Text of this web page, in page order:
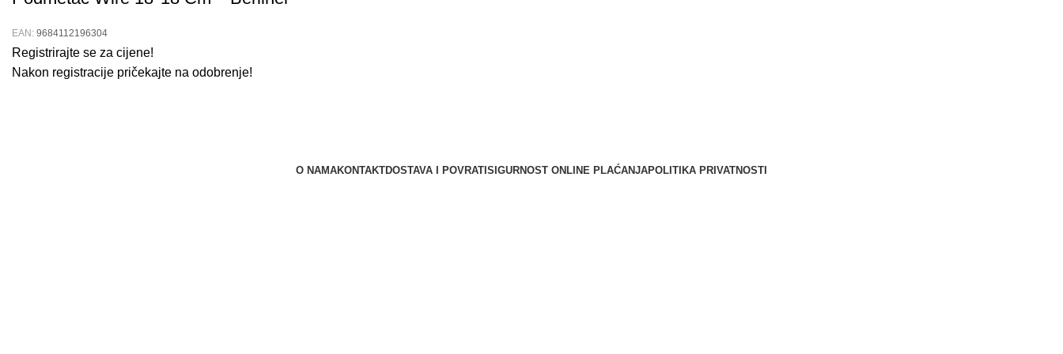
EAN: 9684112196304
Registrirajte se za cijene!
Nakon registracije pričekajte na odobrenje!
O NAMAKONTAKTDOSTAVA I POVRATISIGURNOST ONLINE PLAĆANJAPOLITIKA PRIVATNOSTI